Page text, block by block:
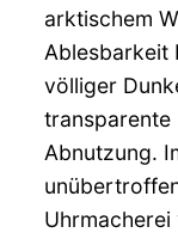
arktischem
Ablesbarkeit
völliger
transparente
Abnutzung.